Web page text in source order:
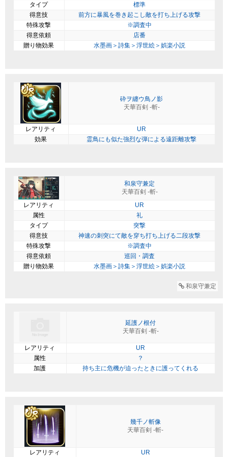
タイプ
標準
得意技
前方に暴風を巻き起こし敵を打ち上げる攻撃
特殊攻撃
※調査中
得意依頼
店番
贈り物効果
水墨画＞詩集＞浮世絵＞娯楽小説
砕ヲ纏ウ鳥ノ影
天華百剣 -斬-
レアリティ
UR
効果
霊鳥にも似た強烈な弾による遠距離攻撃
和泉守兼定
天華百剣 -斬-
レアリティ
UR
属性
礼
タイプ
突撃
得意技
神速の刺突にて敵を穿ち打ち上げる二段攻撃
特殊攻撃
※調査中
得意依頼
巡回・調査
贈り物効果
水墨画＞詩集＞浮世絵＞娯楽小説
和泉守兼定
延護ノ根付
天華百剣 -斬-
レアリティ
UR
属性
？
加護
持ち主に危機が迫ったときに護ってくれる
幾千ノ斬像
天華百剣 -斬-
レアリティ
UR